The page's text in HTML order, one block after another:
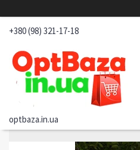
+380 (98) 321-17-18
optbaza.in.ua